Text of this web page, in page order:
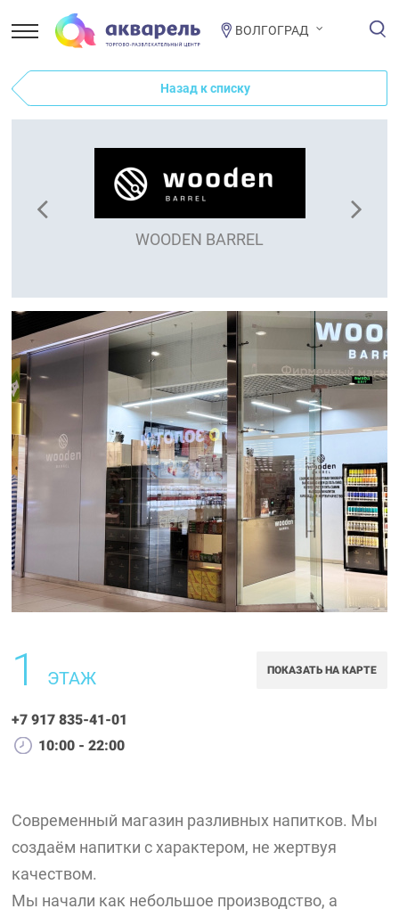
ВОЛГОГРАД
Назад к списку
WOODEN BARREL
1 ЭТАЖ ПОКАЗАТЬ НА КАРТЕ
+7 917 835-41-01
10:00 - 22:00
Современный магазин разливных напитков. Мы
создаём напитки с характером, не жертвуя
качеством.
Мы начали как небольшое производство, а